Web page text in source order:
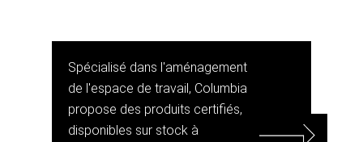
Spécialisé dans l'aménagement
de l'espace de travail, Columbia
propose des produits certifiés,
disponibles sur stock à